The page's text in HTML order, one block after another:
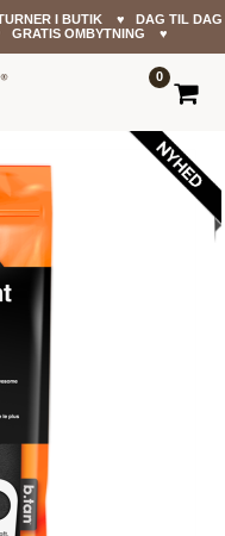
I BUTIK ♥ DAG TIL DAG
GRATIS OMBYTNING ♥
0